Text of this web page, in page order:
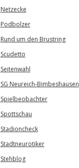
Netzecke
Podbolzer
Rund um den Brustring
Scudetto
Seitenwahl
SG Neureich-Bimbeshausen
Spielbeobachter
Spottschau
Stadioncheck
Stadtneurotiker
Stehblog